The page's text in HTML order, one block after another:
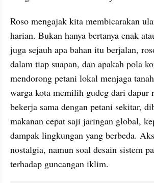
Roso mengajak kita membicarakan
harian. Bukan hanya bertanya enak
juga sejauh apa bahan itu berjalan,
dalam tiap suapan, dan apakah pola
mendorong petani lokal menjaga
warga kota memilih gudeg dari dapur
bekerja sama dengan petani sekitar,
makanan cepat saji jaringan global,
dampak lingkungan yang berbeda.
nostalgia, namun soal desain sistem
terhadap guncangan iklim.